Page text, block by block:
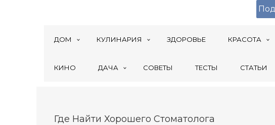
ДОМ КУЛИНАРИЯ ЗДОРОВЬЕ КРАСОТА
КИНО ДАЧА СОВЕТЫ ТЕСТЫ СТАТЬИ
Где Найти Хорошего Стоматолога